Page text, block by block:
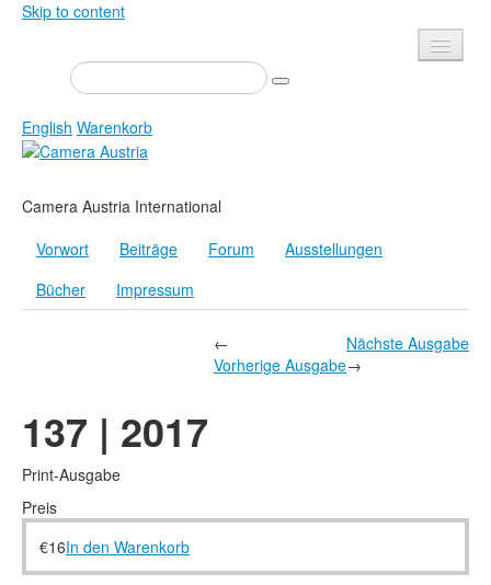
Skip to content
Presse
Veranstaltungen
Newsletter
Shop
English Warenkorb
Bücher
Camera Austria Preis
Fotoarchiv Pierre Bourdieu
Rechtliche Informationen
Camera Austria International
Vorwort
Beiträge Forum
Ausstellungen
Bücher
Impressum
←
Vorherige Ausgabe
Nächste Ausgabe
→
137 | 2017
Print-Ausgabe
Preis
€16In den Warenkorb